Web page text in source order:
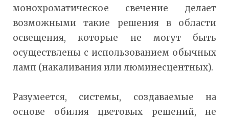
монохроматическое свечение делает
возможными такие решения в области
освещения, которые не могут быть
осуществлены с использованием обычных
ламп (накаливания или люминесцентных).
Разумеется, системы, создаваемые на
основе обилия цветовых решений, не